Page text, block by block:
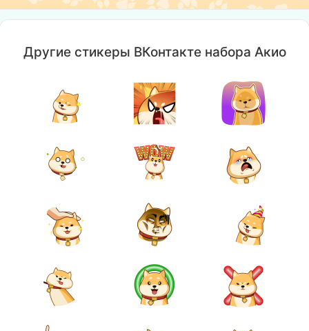
Другие стикеры ВКонтакте набора Акио